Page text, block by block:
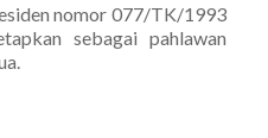
nomor 077/TK/1993
sebagai pahlawan